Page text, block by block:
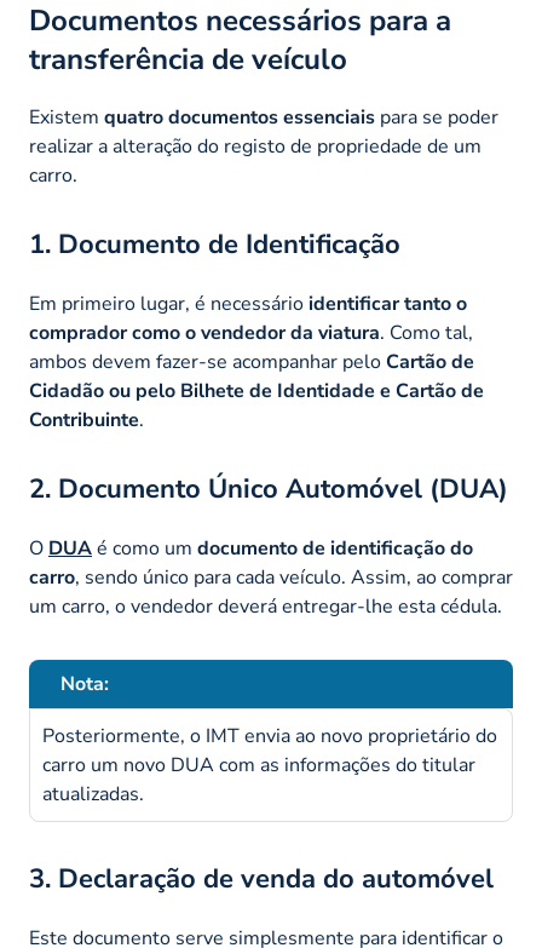
Documentos necessários para a
transferência de veículo
Existem quatro documentos essenciais para se poder
realizar a alteração do registo de propriedade de um
carro.
1. Documento de Identificação
Em primeiro lugar, é necessário identificar tanto o
comprador como o vendedor da viatura. Como tal,
ambos devem fazer-se acompanhar peloCartão de
Cidadão ou pelo Bilhete de Identidade e Cartão de
Contribuinte.
2. Documento Único Automóvel (DUA)
O DUAé como um documento de identificação do
carro, sendo único para cada veículo. Assim, ao comprar
um carro, o vendedor deverá entregar-lhe esta cédula.
Nota:
Posteriormente, o IMT envia ao novo proprietário do
carro um novo DUA com as informações do titular
atualizadas.
3. Declaração de venda do automóvel
Este documento serve simplesmente para identificar o